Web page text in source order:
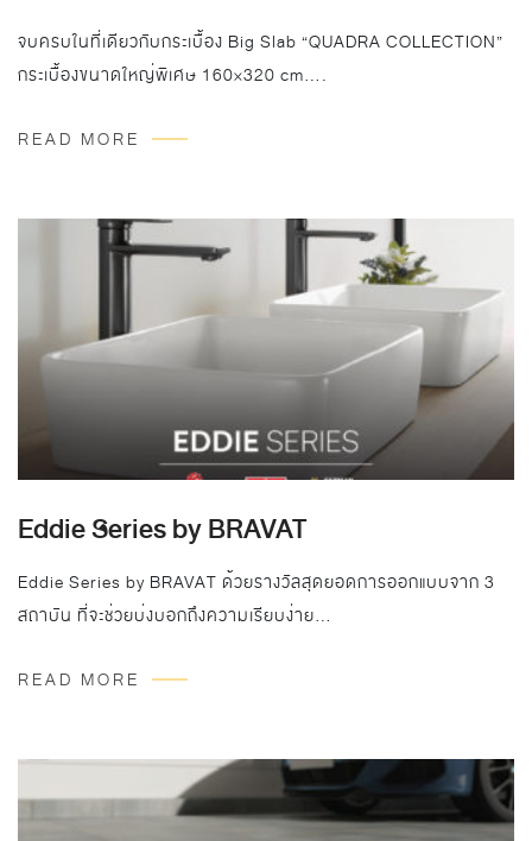
จบครบในที่เดียวกับกระเบื้อง Big Slab “QUADRA COLLECTION”
กระเบื้องขนาดใหญ่พิเศษ 160×320 cm….
READ MORE
Eddie Series by BRAVAT
Eddie Series by BRAVAT ด้วยรางวัลสุดยอดการออกแบบจาก 3
สถาบัน ที่จะช่วยบ่งบอกถึงความเรียบง่าย…
READ MORE